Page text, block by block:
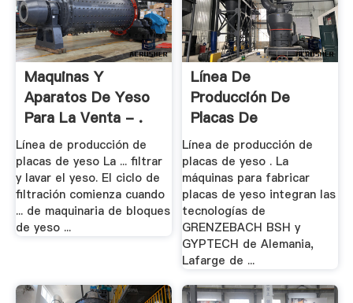
Maquinas Y
Aparatos De Yeso
Para La Venta - .
Línea de producción de
placas de yeso La ... filtrar
y lavar el yeso. El ciclo de
filtración comienza cuando
... de maquinaria de bloques
de yeso ...
Línea De
Producción De
Placas De
Yeso,Máquina .
Línea de producción de
placas de yeso . La
máquinas para fabricar
placas de yeso integran las
tecnologías de
GRENZEBACH BSH y
GYPTECH de Alemania,
Lafarge de ...